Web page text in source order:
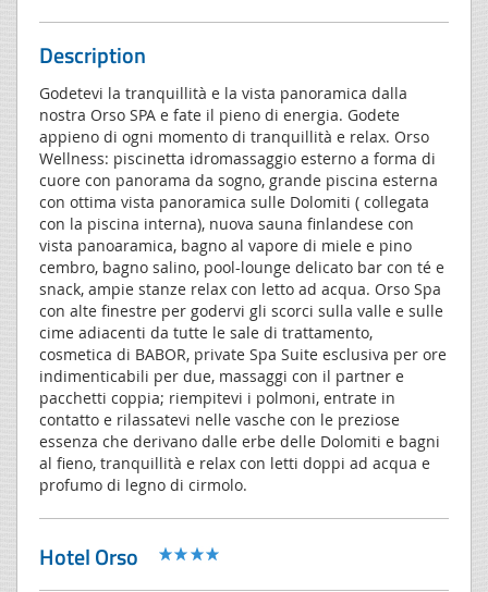
Description
Godetevi la tranquillità e la vista panoramica dalla
nostra Orso SPA e fate il pieno di energia. Godete
appieno di ogni momento di tranquillità e relax. Orso
Wellness: piscinetta idromassaggio esterno a forma di
cuore con panorama da sogno, grande piscina esterna
con ottima vista panoramica sulle Dolomiti ( collegata
con la piscina interna), nuova sauna finlandese con
vista panoaramica, bagno al vapore di miele e pino
cembro, bagno salino, pool-lounge delicato bar con té e
snack, ampie stanze relax con letto ad acqua. Orso Spa
con alte finestre per godervi gli scorci sulla valle e sulle
cime adiacenti da tutte le sale di trattamento,
cosmetica di BABOR, private Spa Suite esclusiva per ore
indimenticabili per due, massaggi con il partner e
pacchetti coppia; riempitevi i polmoni, entrate in
contatto e rilassatevi nelle vasche con le preziose
essenza che derivano dalle erbe delle Dolomiti e bagni
al fieno, tranquillità e relax con letti doppi ad acqua e
profumo di legno di cirmolo.
Hotel Orso